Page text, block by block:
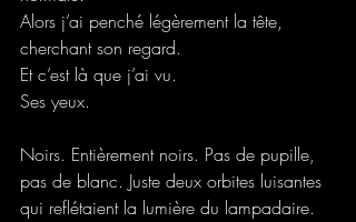
Alors j’ai penché légèrement la tête,
cherchant son regard.
Et c’est là que j’ai vu.
Ses yeux.
Noirs. Entièrement noirs. Pas de pupille,
pas de blanc. Juste deux orbites luisantes
qui reflétaient la lumière du lampadaire.